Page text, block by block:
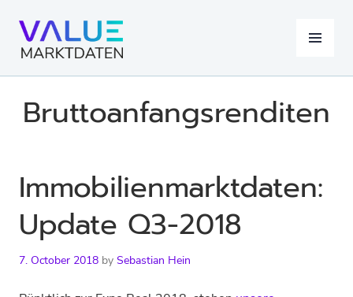
content
MENU
Bruttoanfangsrenditen
Immobilienmarktdaten:
Update Q3-2018
7. October 2018 by Sebastian Hein